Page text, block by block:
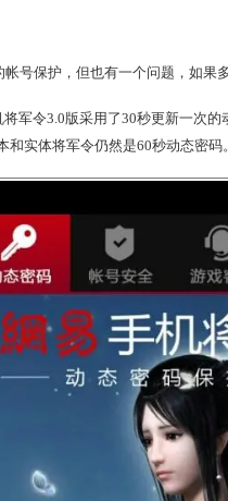
玩家带来了60秒动态密码
下面我们来看看3.0版本的全
供安全的帐号保护，但也
号，手机将军令3.0版采用
3.0以下版本和实体将军令仍